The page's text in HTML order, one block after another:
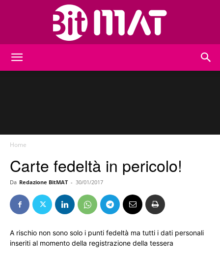
Home
Carte fedeltà in pericolo!
Da Redazione BitMAT - 30/01/2017
A rischio non sono solo i punti fedeltà ma tutti i dati personali
inseriti al momento della registrazione della tessera